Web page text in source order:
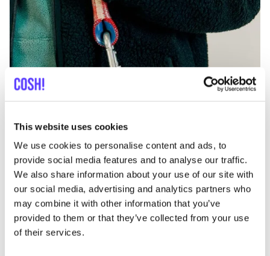
This website uses cookies
We use cookies to personalise content and ads, to
provide social media features and to analyse our traffic.
We also share information about your use of our site with
our social media, advertising and analytics partners who
may combine it with other information that you’ve
provided to them or that they’ve collected from your use
of their services.